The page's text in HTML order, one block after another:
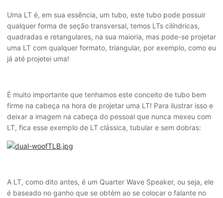
Uma LT é, em sua essência, um tubo, este tubo pode possuir
qualquer forma de seção transversal, temos LTs cilíndricas,
quadradas e retangulares, na sua maioria, mas pode-se projetar
uma LT com qualquer formato, triangular, por exemplo, como eu
já até projetei uma!
É muito importante que tenhamos este conceito de tubo bem
firme na cabeça na hora de projetar uma LT! Para ilustrar isso e
deixar a imagem na cabeça do pessoal que nunca mexeu com
LT, fica esse exemplo de LT clássica, tubular e sem dobras:
A LT, como dito antes, é um Quarter Wave Speaker, ou seja, ele
é baseado no ganho que se obtém ao se colocar o falante no